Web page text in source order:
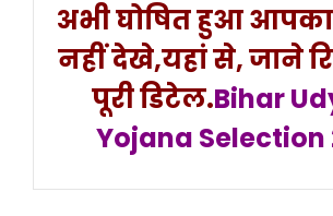
अभी घोषित हुआ
नहीं देखे,यहां से, जाने
पूरी डिटेल.Bihar
Yojana Selection